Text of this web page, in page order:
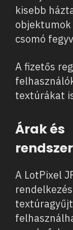
kisebb
objektumok
csomó
A fizetős
textúrákat
Árak és
A LotPixel